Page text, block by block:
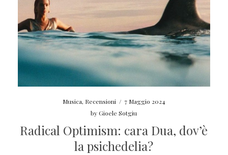
Musica, Recensioni / 7 Maggio 2024
byGioele Sotgiu
Radical Optimism: cara Dua, dov’è
la psichedelia?